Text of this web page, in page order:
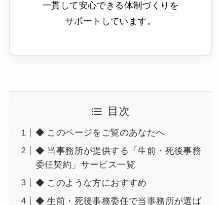
一貫して安心できる体制づくりを
サポートしています。
目次
◆ このページをご覧のあなたへ
◆ 当事務所が提供する「生前・死後事務
委任契約」サービス一覧
◆ このような方におすすめ
◆ 生前・死後事務委任で当事務所が選ば